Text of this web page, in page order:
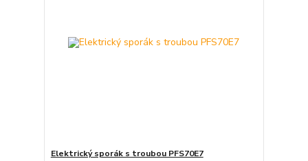
Elektrický sporák s troubou PFS70E7